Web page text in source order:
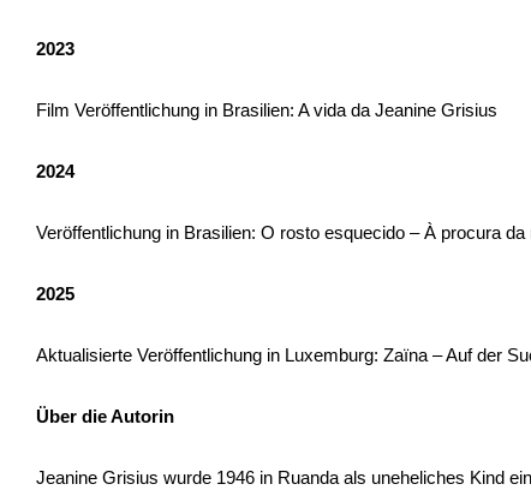
2023
Film Veröffentlichung in Brasilien: A vida da Jeanine Grisius
2024
Veröffentlichung in Brasilien: O rosto esquecido – À procura
2025
Aktualisierte Veröffentlichung in Luxemburg: Zaïna – Auf der
Über die Autorin
Jeanine Grisius wurde 1946 in Ruanda als uneheliches Kind